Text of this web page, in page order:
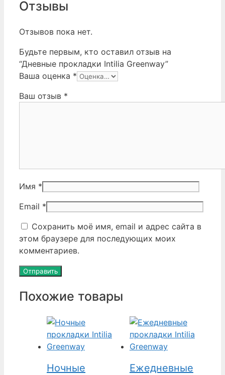
Отзывы
Отзывов пока нет.
Будьте первым, кто оставил отзыв на
“Дневные прокладки Intilia Greenway”
Ваша оценка *
Ваш отзыв *
Имя *
Email *
Сохранить моё имя, email и адрес сайта в
этом браузере для последующих моих
комментариев.
Похожие товары
Ночные
Ежедневные